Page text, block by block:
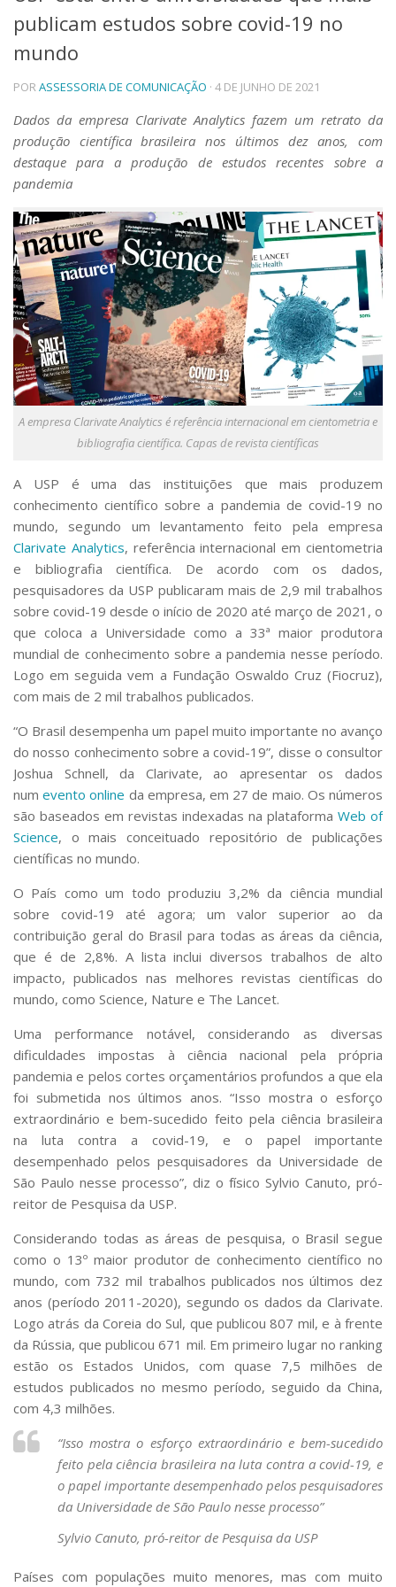
Telefones e Mapas
Pessoas
Ensino
Graduação
Educação a distância
Cursos de Extensão
Pesquisa e Inovação
Centros, Núcleos e Projetos em Rede
Pós-doutorado
Iniciação Científica
Transferência de Tecnologia
Empresas Juniores
Extensão à Comunidade
Projetos, Programas e Cursos
Artes, Cultura e Esportes
Museus e Espaços Interativos
Serviços
Bibliotecas
Apoio ao Estudante
RH, Administrativo e Financeiro
Outros serviços
Comunicação
Assessorias e Mídias
Aplicativos e Sites
Jornal da USP
Agenda de Eventos
Defesa de Teses
publicam estudos sobre covid-19 no
mundo
PORASSESSORIA DE COMUNICAÇÃO · 4 DE JUNHO DE 2021
Dados da empresa Clarivate Analytics fazem um retrato da
produção científica brasileira nos últimos dez anos, com
destaque para a produção de estudos recentes sobre a
pandemia
A empresa Clarivate Analytics é referência internacional em cientometria e
bibliografia científica. Capas de revista científicas
A USP é uma das instituições que mais produzem
conhecimento científico sobre a pandemia de covid-19 no
mundo, segundo um levantamento feito pela empresa
Clarivate Analytics, referência internacional em cientometria
e bibliografia científica. De acordo com os dados,
pesquisadores da USP publicaram mais de 2,9 mil trabalhos
sobre covid-19 desde o início de 2020 até março de 2021, o
que coloca a Universidade como a 33ª maior produtora
mundial de conhecimento sobre a pandemia nesse período.
Logo em seguida vem a Fundação Oswaldo Cruz (Fiocruz),
com mais de 2 mil trabalhos publicados.
“O Brasil desempenha um papel muito importante no avanço
do nosso conhecimento sobre a covid-19”, disse o consultor
Joshua Schnell, da Clarivate, ao apresentar os dados
numevento online da empresa, em 27 de maio. Os números
são baseados em revistas indexadas na plataforma Web of
Science, o mais conceituado repositório de publicações
científicas no mundo.
O País como um todo produziu 3,2% da ciência mundial
sobre covid-19 até agora; um valor superior ao da
contribuição geral do Brasil para todas as áreas da ciência,
que é de 2,8%. A lista inclui diversos trabalhos de alto
impacto, publicados nas melhores revistas científicas do
mundo, como Science, Nature e The Lancet.
Uma performance notável, considerando as diversas
dificuldades impostas à ciência nacional pela própria
pandemia e pelos cortes orçamentários profundos a que ela
foi submetida nos últimos anos. “Isso mostra o esforço
extraordinário e bem-sucedido feito pela ciência brasileira
na luta contra a covid-19, e o papel importante
desempenhado pelos pesquisadores da Universidade de
São Paulo nesse processo”, diz o físico Sylvio Canuto, pró-
reitor de Pesquisa da USP.
Considerando todas as áreas de pesquisa, o Brasil segue
como o 13º maior produtor de conhecimento científico no
mundo, com 732 mil trabalhos publicados nos últimos dez
anos (período 2011-2020), segundo os dados da Clarivate.
Logo atrás da Coreia do Sul, que publicou 807 mil, e à frente
da Rússia, que publicou 671 mil. Em primeiro lugar no ranking
estão os Estados Unidos, com quase 7,5 milhões de
estudos publicados no mesmo período, seguido da China,
com 4,3 milhões.
“Isso mostra o esforço extraordinário e bem-sucedido
feito pela ciência brasileira na luta contra a covid-19, e
o papel importante desempenhado pelos pesquisadores
da Universidade de São Paulo nesse processo”
Sylvio Canuto, pró-reitor de Pesquisa da USP
Países com populações muito menores, mas com muito